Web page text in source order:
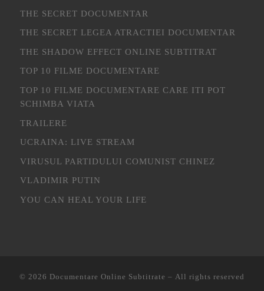
THE SECRET DOCUMENTAR
THE SECRET LEGEA ATRACTIEI DOCUMENTAR
THE SHADOW EFFECT ONLINE SUBTITRAT
TOP 10 FILME DOCUMENTARE
TOP 10 FILME DOCUMENTARE CARE ITI POT
SCHIMBA VIATA
TRAILERE
UCRAINA: LIVE STREAM
VIRUSUL PARTIDULUI COMUNIST CHINEZ
VLADIMIR PUTIN
YOU CAN HEAL YOUR LIFE
© 2026 Documentare Online Subtitrate – All rights reserved